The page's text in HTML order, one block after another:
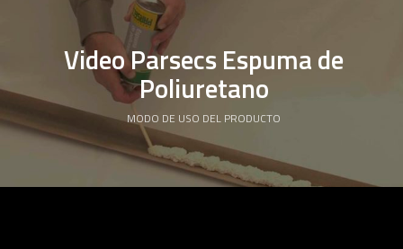
Video Parsecs Espuma de
Poliuretano
MODO DE USO DEL PRODUCTO